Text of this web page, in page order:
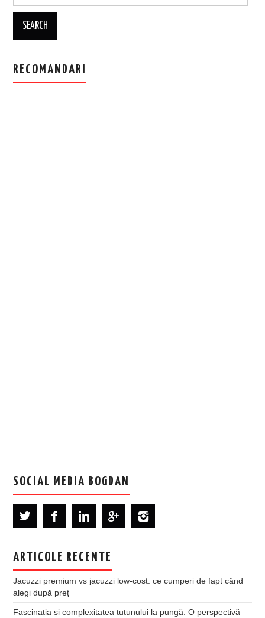
RECOMANDARI
SOCIAL MEDIA BOGDAN
ARTICOLE RECENTE
Jacuzzi premium vs jacuzzi low-cost: ce cumperi de fapt când
alegi după preț
Fascinația și complexitatea tutunului la pungă: O perspectivă